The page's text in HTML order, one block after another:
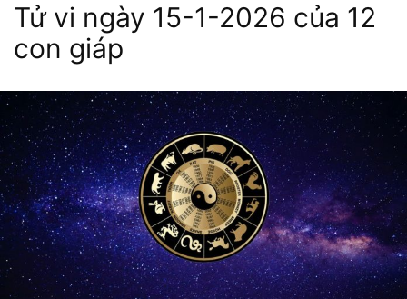
Tử vi ngày 15-1-2026 của 12
con giáp